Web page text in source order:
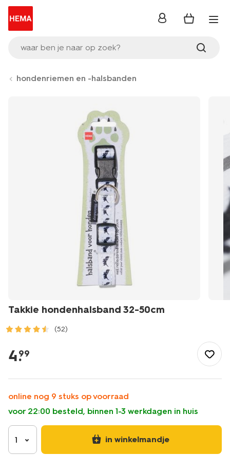
waar ben je naar op zoek?
inloggen
hondenriemen en -halsbanden
Takkie hondenhalsband 32-50cm
(52)
slapen/huisdieren/hondenriemen-
halsbanden/takkie-
32-
50cm-
61140250.html
4.
99
online nog 9 stuks op voorraad
voor 22:00 besteld, binnen 1-3 werkdagen in huis
1 in winkelmandje